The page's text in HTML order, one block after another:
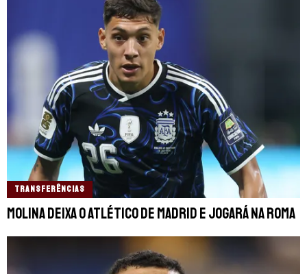
TRANSFERÊNCIAS
Molina deixa o Atlético de Madrid e jogará na Roma